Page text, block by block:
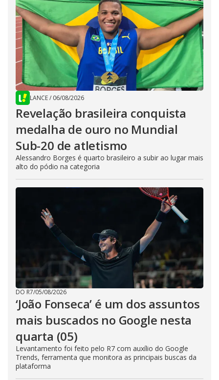
LANCE/ 06/08/2026
Revelação brasileira conquista
medalha de ouro no Mundial
Sub-20 de atletismo
Alessandro Borges é quarto brasileiro a subir ao lugar mais
alto do pódio na categoria
DO R7/05/08/2026
‘João Fonseca’ é um dos assuntos
mais buscados no Google nesta
quarta (05)
Levantamento foi feito pelo R7 com auxílio do Google
Trends, ferramenta que monitora as principais buscas da
plataforma